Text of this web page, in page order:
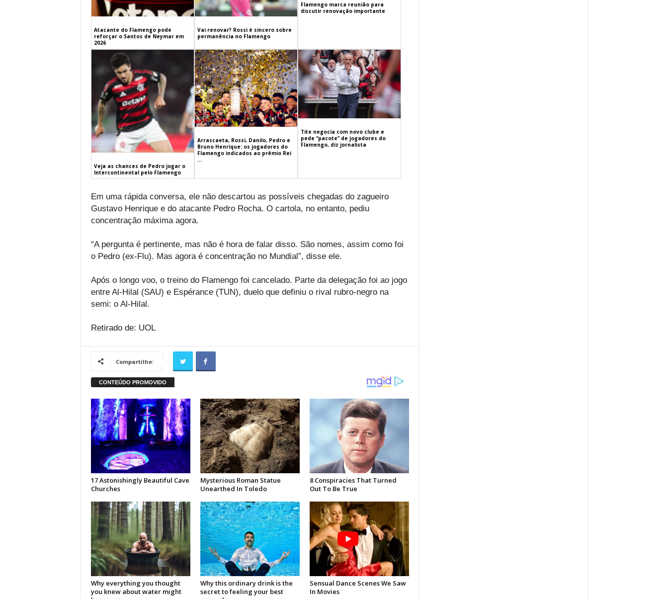
Atacante do Flamengo pode
reforçar o Santos de Neymar em
2026
Vai renovar? Rossi é sincero sobre
permanência no Flamengo
Flamengo marca reunião para
discutir renovação importante
Veja as chances de Pedro jogar o
Intercontinental pelo Flamengo
Arrascaeta, Rossi, Danilo, Pedro e
Bruno Henrique: os jogadores do
Flamengo indicados ao prêmio Rei
...
Tite negocia com novo clube e
pede “pacote” de jogadores do
Flamengo, diz jornalista
Em uma rápida conversa, ele não descartou as possíveis chegadas do zagueiro
Gustavo Henrique e do atacante Pedro Rocha. O cartola, no entanto, pediu
concentração máxima agora.
“A pergunta é pertinente, mas não é hora de falar disso. São nomes, assim como foi
o Pedro (ex-Flu). Mas agora é concentração no Mundial”, disse ele.
Após o longo voo, o treino do Flamengo foi cancelado. Parte da delegação foi ao jogo
entre Al-Hilal (SAU) e Espérance (TUN), duelo que definiu o rival rubro-negro na
semi: o Al-Hilal.
Retirado de: UOL
Compartilhe: